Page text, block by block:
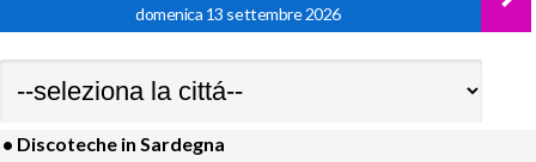
domenica 13 settembre 2026
• Discoteche in Sardegna